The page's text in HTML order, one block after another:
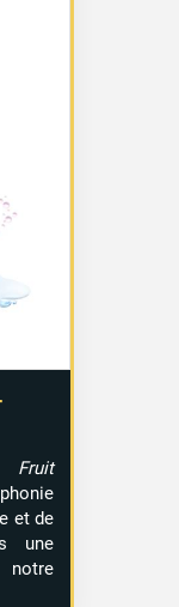
et de
une
notre